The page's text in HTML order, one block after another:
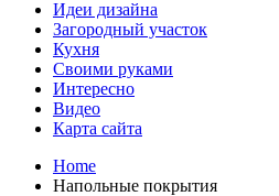
Идеи дизайна
Загородный участок
Кухня
Своими руками
Интересно
Видео
Карта сайта
Home
Напольные покрытия